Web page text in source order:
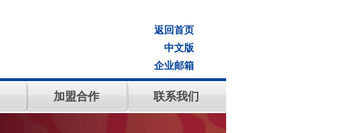
返回首页
中文版
企业邮箱
加盟合作 联系我们